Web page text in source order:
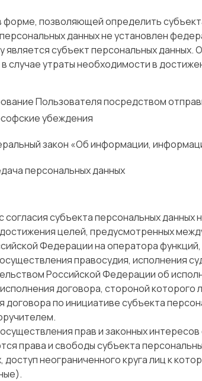
позволяющей определить
данных не установлен
субъект персональных
случае утраты необходимости в
Пользователя посредством
убеждения
закон «Об информации,
персональных данных
субъекта персональных данных
целей, предусмотренных
Федерации на оператора
правосудия, исполнения
Российской Федерации об
договора, стороной
по инициативе субъекта
прав и законных
права и свободы субъекта
неограниченного круга лиц к